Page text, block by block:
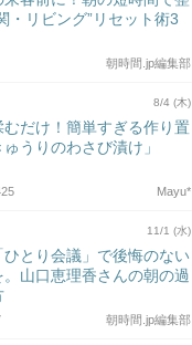
・リビング”リセット術3
朝時間.jp編集部
8/4 (木)
むだけ！簡単すぎる作り置
ゅうりのわさび漬け」
Mayu*
11/1 (水)
ひとり会議」で後悔のない
。山口恵理香さんの朝の過
朝時間.jp編集部